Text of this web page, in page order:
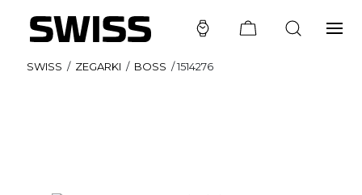
SWISS / ZEGARKI / BOSS /1514276